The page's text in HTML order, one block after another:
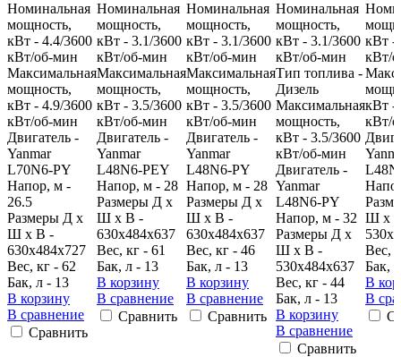
Номинальная
мощность,
кВт - 4.4/3600
кВт/об-мин
Максимальная
мощность,
кВт - 4.9/3600
кВт/об-мин
Двигатель -
Yanmar
L70N6-PY
Напор, м -
26.5
Размеры Д х
Ш х В -
630x484x727
Вес, кг - 62
Бак, л - 13
В корзину
В сравнение
Сравнить
Номинальная
мощность,
кВт - 3.1/3600
кВт/об-мин
Максимальная
мощность,
кВт - 3.5/3600
кВт/об-мин
Двигатель -
Yanmar
L48N6-PEY
Напор, м - 28
Размеры Д х
Ш х В -
630x484x637
Вес, кг - 61
Бак, л - 13
В корзину
В сравнение
Сравнить
Номинальная
мощность,
кВт - 3.1/3600
кВт/об-мин
Максимальная
мощность,
кВт - 3.5/3600
кВт/об-мин
Двигатель -
Yanmar
L48N6-PY
Напор, м - 28
Размеры Д х
Ш х В -
630x484x637
Вес, кг - 46
Бак, л - 13
В корзину
В сравнение
Сравнить
Номинальная
мощность,
кВт - 3.1/3600
кВт/об-мин
Тип топлива -
Дизель
Максимальная
мощность,
кВт - 3.5/3600
кВт/об-мин
Двигатель -
Yanmar
L48N6-PY
Напор, м - 32
Размеры Д х
Ш х В -
530x484x637
Вес, кг - 44
Бак, л - 13
В корзину
В сравнение
Сравнить
кВт -
кВт/
кВт -
кВт/
Ш х
Вес,
Бак,
В
В